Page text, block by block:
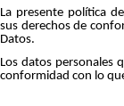
La presente política
sus derechos de
Datos.
Los datos personales
conformidad con lo